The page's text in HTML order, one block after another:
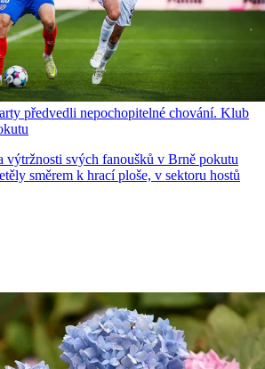
předvedli nepochopitelné chování. Klub
výtržnosti svých fanoušků v Brně pokutu
směrem k hrací ploše, v sektoru hostů